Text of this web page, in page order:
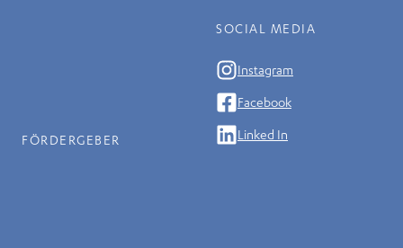
FÖRDERGEBER
SOCIAL MEDIA
Instagram
Facebook
Linked In